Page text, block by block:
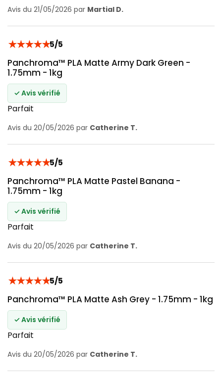
Avis du 21/05/2026 par Martial D.
★★★★★5/5
Panchroma™ PLA Matte Army Dark Green -
1.75mm - 1kg
✓ Avis vérifié
Parfait
Avis du 20/05/2026 par Catherine T.
★★★★★5/5
Panchroma™ PLA Matte Pastel Banana -
1.75mm - 1kg
✓ Avis vérifié
Parfait
Avis du 20/05/2026 par Catherine T.
★★★★★5/5
Panchroma™ PLA Matte Ash Grey - 1.75mm - 1kg
✓ Avis vérifié
Parfait
Avis du 20/05/2026 par Catherine T.